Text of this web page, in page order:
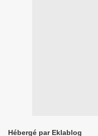
Hébergé par Eklablog